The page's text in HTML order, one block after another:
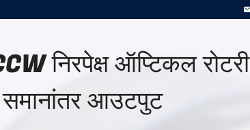
निरपेक्ष ऑप्टिकल रोटरी
आउटपुट